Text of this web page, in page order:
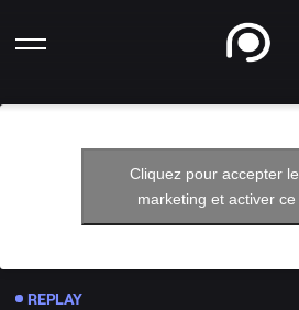
Cliquez pour accepter
marketing et activer
REPLAY